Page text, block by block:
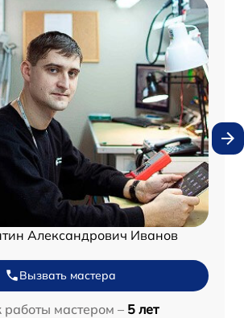
Александрович Иванов
Вызвать мастера
работы мастером – 5 лет